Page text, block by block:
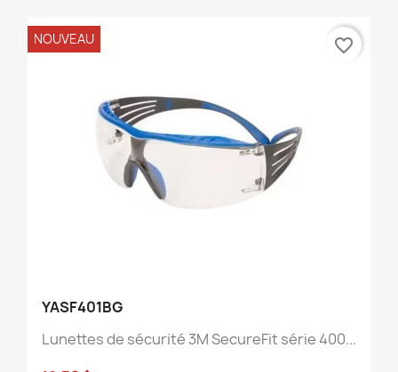
YASF401BG
Lunettes de sécurité 3M SecureFit série 400...
NOUVEAU favorite_border